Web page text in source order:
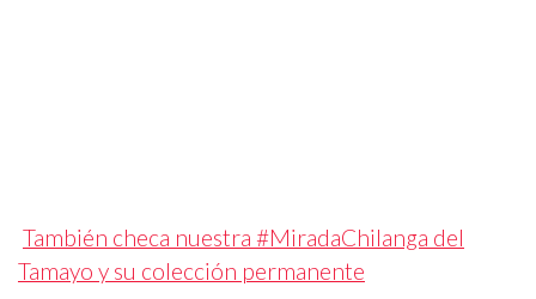
También checa nuestra #MiradaChilanga del
Tamayo y su colección permanente